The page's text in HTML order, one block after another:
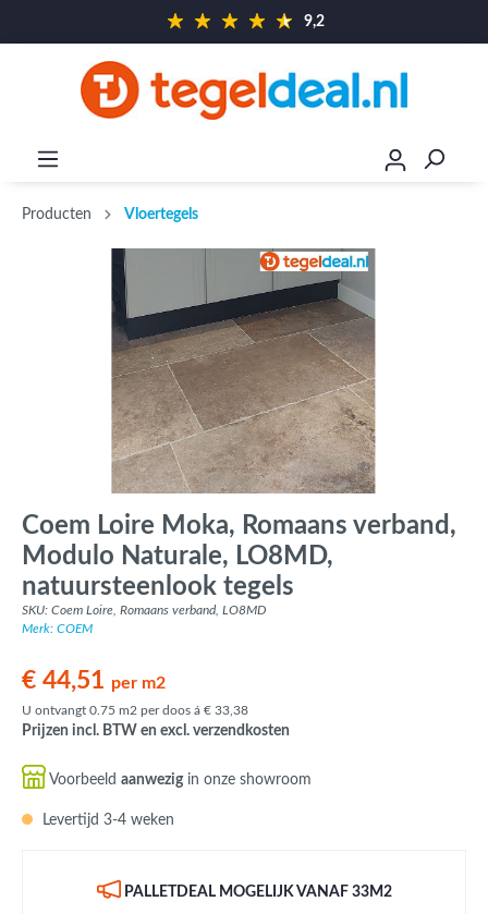
9,2
Producten Vloertegels
Coem Loire Moka, Romaans verband,
Modulo Naturale, LO8MD,
natuursteenlook tegels
SKU: Coem Loire, Romaans verband, LO8MD
Merk: COEM
€ 44,51 per m2
U ontvangt 0.75 m2 per doos á € 33,38
Prijzen incl. BTW en excl. verzendkosten
Voorbeeld aanwezigin onze showroom
Levertijd 3-4 weken
PALLETDEAL MOGELIJK VANAF 33M2